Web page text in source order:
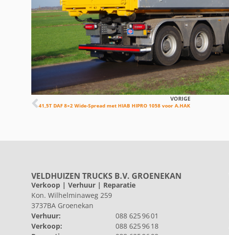
VORIGE
41,5T DAF 8×2 Wide-Spread met HIAB HIPRO 1058 voor A.HAK
VELDHUIZEN TRUCKS B.V. GROENEKAN
Verkoop | Verhuur | Reparatie
Kon. Wilhelminaweg 259
3737BA Groenekan
Verhuur:
088 625 96 01
Verkoop:
088 625 96 18